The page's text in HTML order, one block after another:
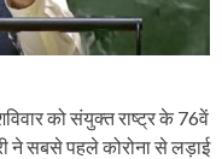
को संयुक्त राष्ट्र के 76वें
ने सबसे पहले कोरोना से लड़ाई